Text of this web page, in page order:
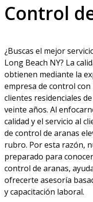
Control
¿Buscas el mejor
Long Beach NY? La
obtienen mediante la
empresa de control
clientes residenciales
veinte años. Al
calidad y el servicio al
de control de aranas
rubro. Por esta razón,
preparado para
control de aranas,
ofrecerte asesoría
y capacitación laboral.